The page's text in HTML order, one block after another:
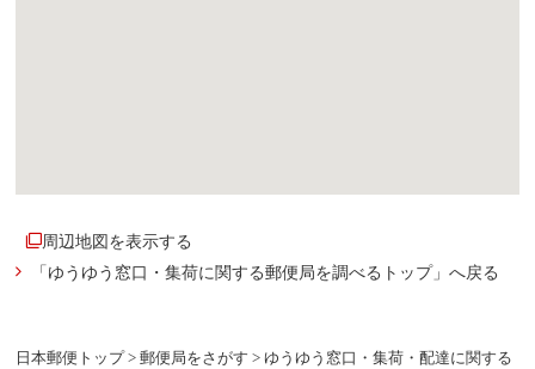
日本郵便トップ> 郵便局をさがす > ゆうゆう窓口・集荷・配達に関する
周辺地図を表示する
「ゆうゆう窓口・集荷に関する郵便局を調べるトップ」へ戻る